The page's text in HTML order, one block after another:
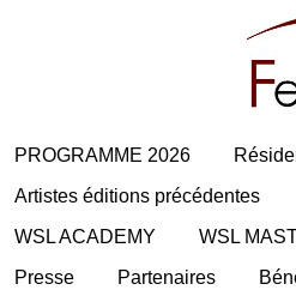
PROGRAMME 2026
Artistes éditions précédentes
WSL ACADEMY
WSL
Presse
Partenaires